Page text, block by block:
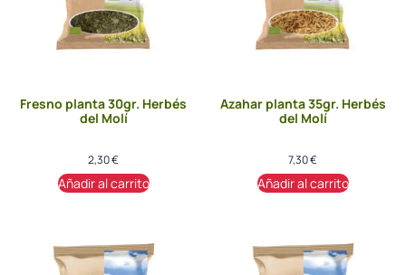
Fresno planta 30gr. Herbés
del Molí
2,30€
Añadir al carrito
Azahar planta 35gr. Herbés
del Molí
7,30€
Añadir al carrito